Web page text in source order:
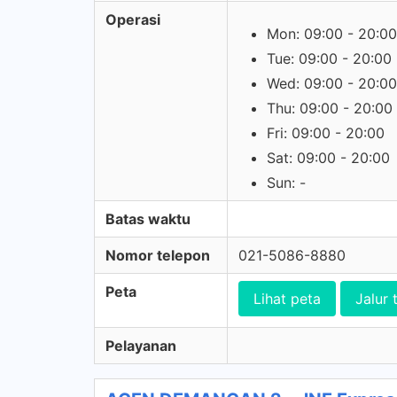
Operasi
Mon: 09:00 - 20:00
Tue: 09:00 - 20:00
Wed: 09:00 - 20:00
Thu: 09:00 - 20:00
Fri: 09:00 - 20:00
Sat: 09:00 - 20:00
Sun: -
Batas waktu
Nomor telepon 021-5086-8880
Peta Lihat peta Jalur
Pelayanan